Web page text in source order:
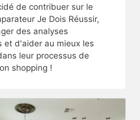
de contribuer sur le
Je Dois Réussir,
des analyses
et d'aider au mieux les
leur processus de
shopping !